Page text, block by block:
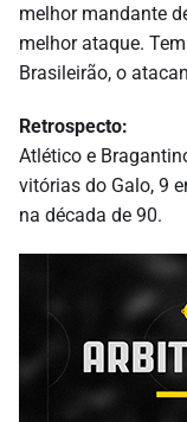
melhor mandante
melhor ataque.
Brasileirão, o
Retrospecto:
Atlético e
vitórias do Galo, 9
na década de 90.